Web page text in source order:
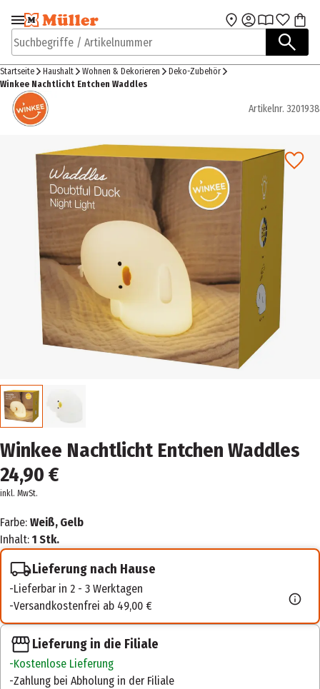
Zur Navigation
springen
Zum Hauptinhalt
Suchbegriffe / Artikelnummer
Startseite Haushalt Wohnen & Dekorieren
Deko-Zubehör
Winkee Nachtlicht Entchen Waddles
Artikelnr. 3201938
Winkee Nachtlicht Entchen Waddles
24,90 €
inkl. MwSt.
Farbe: Weiß, Gelb
Inhalt: 1 Stk.
Lieferung nach Hause
Lieferbar in 2 - 3 Werktagen
Versandkostenfrei ab 49,00 €
Lieferung in die Filiale
Kostenlose Lieferung
Zahlung bei Abholung in der Filiale